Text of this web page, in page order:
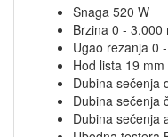
Snaga 520 W
Brzina 0 - 3.000
Ugao rezanja 0
Hod lista 19 mm
Dubina sečenja
Dubina sečenja
Dubina sečenja